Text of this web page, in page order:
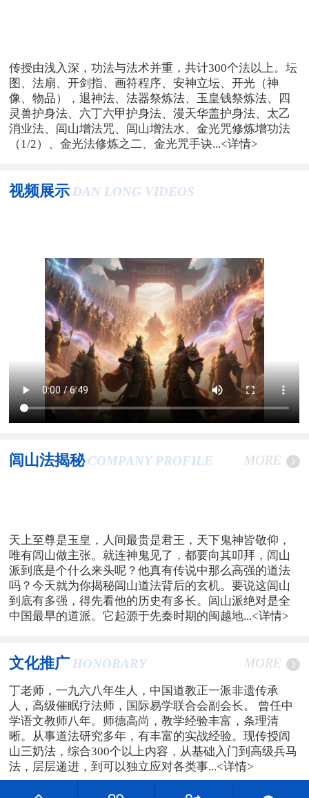
传授由浅入深，功法与法术并重，共计300个法以上。坛
图、法扇、开剑指、画符程序、安神立坛、开光（神
像、物品），退神法、法器祭炼法、玉皇钱祭炼法、四
灵兽护身法、六丁六甲护身法、漫天华盖护身法、太乙
消业法、闾山增法咒、闾山增法水、金光咒修炼增功法
（1/2）、金光法修炼之二、金光咒手诀...<详情>
视频展示 DAN LONG VIDEOS
闾山法揭秘 COMPANY PROFILE MORE
天上至尊是玉皇，人间最贵是君王，天下鬼神皆敬仰，
唯有闾山做主张。就连神鬼见了，都要向其叩拜，闾山
派到底是个什么来头呢？他真有传说中那么高强的道法
吗？今天就为你揭秘闾山道法背后的玄机。要说这闾山
到底有多强，得先看他的历史有多长。闾山派绝对是全
中国最早的道派。它起源于先秦时期的闽越地...<详情>
文化推广 HONORARY MORE
丁老师，一九六八年生人，中国道教正一派非遗传承
人，高级催眠疗法师，国际易学联合会副会长。 曾任中
学语文教师八年。师德高尚，教学经验丰富，条理清
晰。从事道法研究多年，有丰富的实战经验。现传授闾
山三奶法，综合300个以上内容，从基础入门到高级兵马
法，层层递进，到可以独立应对各类事...<详情>